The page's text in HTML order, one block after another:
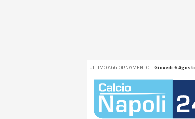
ULTIMO AGGIORNAMENTO: Giovedi 6